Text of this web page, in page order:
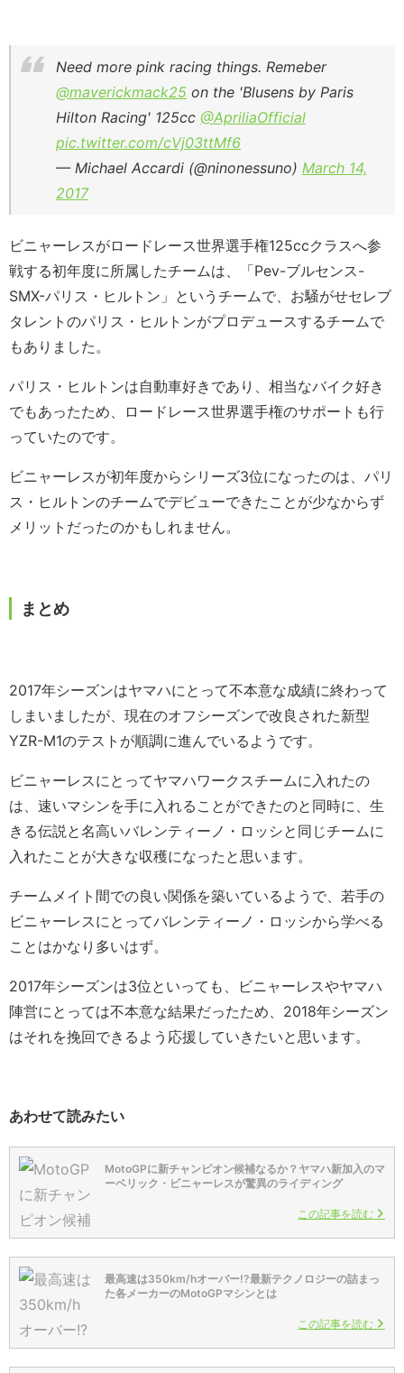
Need more pink racing things. Remeber
@maverickmack25 on the 'Blusens by Paris
Hilton Racing' 125cc @ApriliaOfficial
pic.twitter.com/cVj03ttMf6
— Michael Accardi (@ninonessuno) March 14,
2017
ビニャーレスがロードレース世界選手権125ccクラスへ参
戦する初年度に所属したチームは、「Pev-ブルセンス-
SMX-パリス・ヒルトン」というチームで、お騒がせセレブ
タレントのパリス・ヒルトンがプロデュースするチームで
もありました。
パリス・ヒルトンは自動車好きであり、相当なバイク好き
でもあったため、ロードレース世界選手権のサポートも行
っていたのです。
ビニャーレスが初年度からシリーズ3位になったのは、パリ
ス・ヒルトンのチームでデビューできたことが少なからず
メリットだったのかもしれません。
まとめ
2017年シーズンはヤマハにとって不本意な成績に終わって
しまいましたが、現在のオフシーズンで改良された新型
YZR-M1のテストが順調に進んでいるようです。
ビニャーレスにとってヤマハワークスチームに入れたの
は、速いマシンを手に入れることができたのと同時に、生
きる伝説と名高いバレンティーノ・ロッシと同じチームに
入れたことが大きな収穫になったと思います。
チームメイト間での良い関係を築いているようで、若手の
ビニャーレスにとってバレンティーノ・ロッシから学べる
ことはかなり多いはず。
2017年シーズンは3位といっても、ビニャーレスやヤマハ
陣営にとっては不本意な結果だったため、2018年シーズン
はそれを挽回できるよう応援していきたいと思います。
あわせて読みたい
MotoGPに新チャンピオン候補なるか？ヤマハ新加入のマ
ーベリック・ビニャーレスが驚異のライディング
この記事を読む
最高速は350km/hオーバー!?最新テクノロジーの詰まっ
た各メーカーのMotoGPマシンとは
この記事を読む